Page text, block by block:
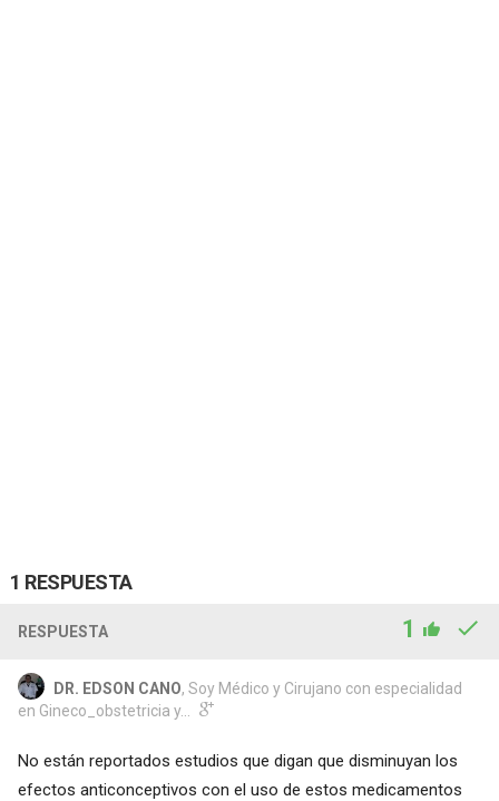
1 RESPUESTA
RESPUESTA 1
DR. EDSON CANO, Soy Médico y Cirujano con especialidad
en Gineco_obstetricia y...
No están reportados estudios que digan que disminuyan los
efectos anticonceptivos con el uso de estos medicamentos